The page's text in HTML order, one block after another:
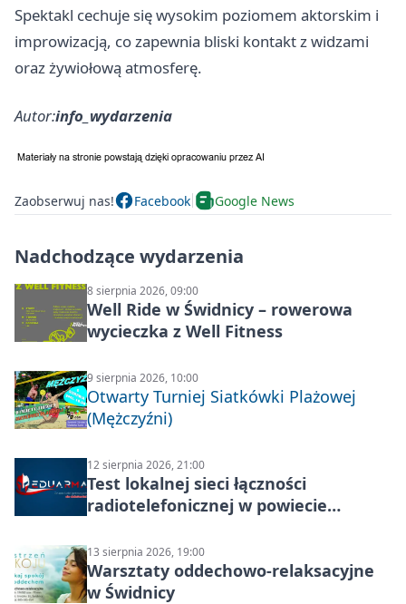
Spektakl cechuje się wysokim poziomem aktorskim i
improwizacją, co zapewnia bliski kontakt z widzami
oraz żywiołową atmosferę.
Autor:info_wydarzenia
Zaobserwuj nas! Facebook Google News
Nadchodzące wydarzenia
8 sierpnia 2026, 09:00
Well Ride w Świdnicy – rowerowa
wycieczka z Well Fitness
9 sierpnia 2026, 10:00
Otwarty Turniej Siatkówki Plażowej
(Mężczyźni)
12 sierpnia 2026, 21:00
Test lokalnej sieci łączności
radiotelefonicznej w powiecie
13 sierpnia 2026, 19:00
Warsztaty oddechowo-relaksacyjne
w Świdnicy